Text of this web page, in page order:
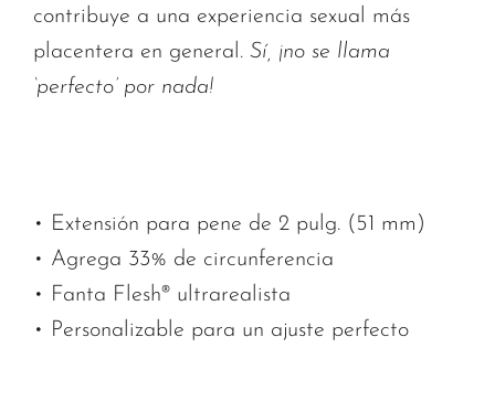
contribuye a una experiencia sexual más
placentera en general. Sí, ¡no se llama
‘perfecto’ por nada!
• Extensión para pene de 2 pulg. (51 mm)
• Agrega 33% de circunferencia
• Fanta Flesh® ultrarealista
• Personalizable para un ajuste perfecto